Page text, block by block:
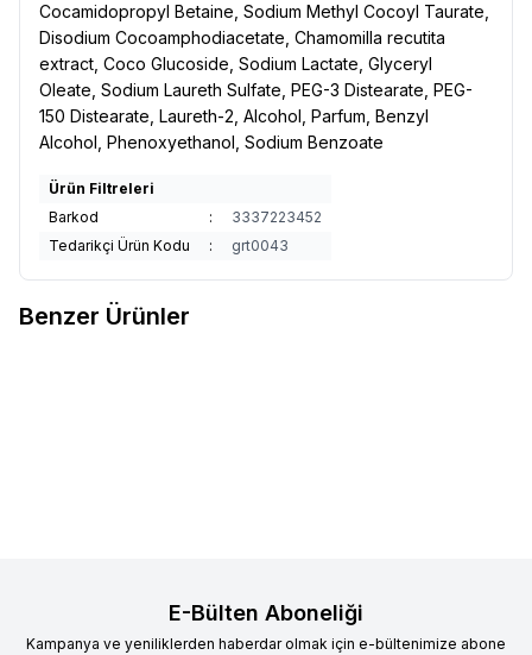
Cocamidopropyl Betaine, Sodium Methyl Cocoyl Taurate,
Disodium Cocoamphodiacetate, Chamomilla recutita
extract, Coco Glucoside, Sodium Lactate, Glyceryl
Oleate, Sodium Laureth Sulfate, PEG-3 Distearate, PEG-
150 Distearate, Laureth-2, Alcohol, Parfum, Benzyl
Alcohol, Phenoxyethanol, Sodium Benzoate
Ürün Filtreleri
Barkod
:
3337223452
Tedarikçi Ürün Kodu
: grt0043
Benzer Ürünler
E-Bülten Aboneliği
Kampanya ve yeniliklerden haberdar olmak için e-bültenimize abone